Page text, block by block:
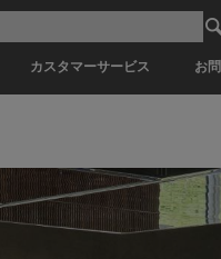
カスタマーサービス お